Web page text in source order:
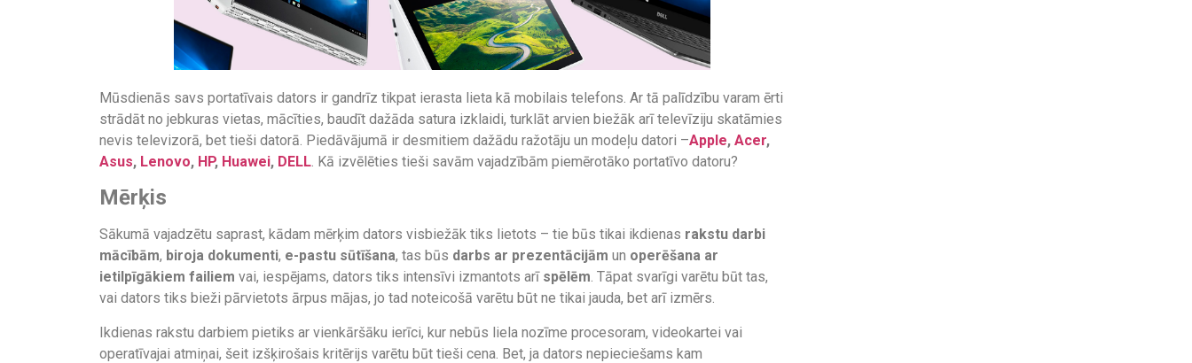
Mūsdienās savs portatīvais dators ir gandrīz tikpat ierasta lieta kā mobilais telefons. Ar tā palīdzību varam ērti
strādāt no jebkuras vietas, mācīties, baudīt dažāda satura izklaidi, turklāt arvien biežāk arī televīziju skatāmies
nevis televizorā, bet tieši datorā. Piedāvājumā ir desmitiem dažādu ražotāju un modeļu datori –Apple, Acer,
Asus, Lenovo, HP, Huawei, DELL. Kā izvēlēties tieši savām vajadzībām piemērotāko portatīvo datoru?
Mērķis
Sākumā vajadzētu saprast, kādam mērķim dators visbiežāk tiks lietots – tie būs tikai ikdienas rakstu darbi
mācībām, biroja dokumenti, e-pastu sūtīšana, tas būs darbs ar prezentācijām un operēšana ar
ietilpīgākiem failiem vai, iespējams, dators tiks intensīvi izmantots arī spēlēm. Tāpat svarīgi varētu būt tas,
vai dators tiks bieži pārvietots ārpus mājas, jo tad noteicošā varētu būt ne tikai jauda, bet arī izmērs.
Ikdienas rakstu darbiem pietiks ar vienkāršāku ierīci, kur nebūs liela nozīme procesoram, videokartei vai
operatīvajai atmiņai, šeit izšķirošais kritērijs varētu būt tieši cena. Bet, ja dators nepieciešams kam